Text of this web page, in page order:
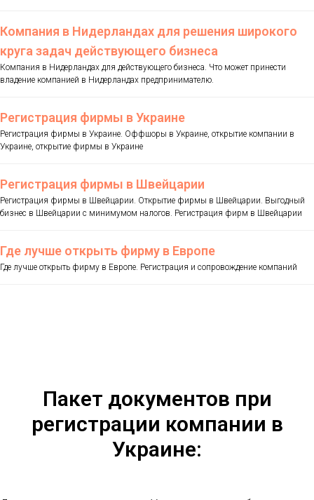
Компания в Нидерландах для решения широкого
круга задач действующего бизнеса
Компания в Нидерландах для действующего бизнеса. Что может принести
владение компанией в Нидерландах предпринимателю.
Регистрация фирмы в Украине
Регистрация фирмы в Украине. Оффшоры в Украине, открытие компании в
Украине, открытие фирмы в Украине
Регистрация фирмы в Швейцарии
Регистрация фирмы в Швейцарии. Открытие фирмы в Швейцарии. Выгодный
бизнес в Швейцарии с минимумом налогов. Регистрация фирм в Швейцарии
Где лучше открыть фирму в Европе
Где лучше открыть фирму в Европе. Регистрация и сопровождение компаний
Пакет документов при
регистрации компании в
Украине: